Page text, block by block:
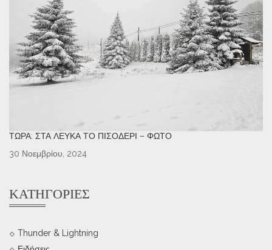
ΤΏΡΑ: ΣΤΑ ΛΕΥΚΆ ΤΟ ΠΙΣΟΔΈΡΙ – ΦΩΤΌ
30 Νοεμβρίου, 2024
ΚΑΤΗΓΟΡΊΕΣ
Thunder & Lightning